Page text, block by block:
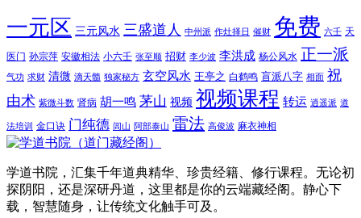
一元区 三元风水 三盛道人 中州派 作灶择日 催财 免费 六壬 天
医门 孙宗萍 安徽相法 小六壬 张至顺 招财 李少波 李洪成 杨公风水 正一派
气功 求财 清微 滴天髓 独家秘方 玄空风水 王亭之 白鹤鸣 盲派八字 相面 祝
由术 紫微斗数 肾病 胡一鸣 茅山 视频 视频课程 转运 逍遥派 道
法培训 金口诀 门纯德 闾山 阿部泰山 雷法 高俊波 麻衣神相
学道书院，汇集千年道典精华、珍贵经籍、修行课程。无论初
探阴阳，还是深研丹道，这里都是你的云端藏经阁。静心下
载，智慧随身，让传统文化触手可及。